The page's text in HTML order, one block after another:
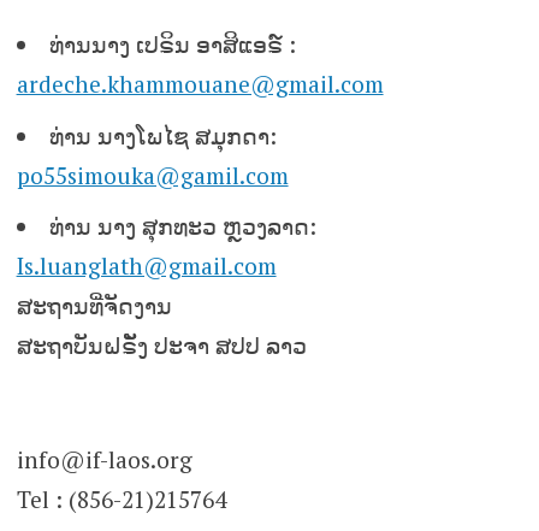
ທ່ານນາງ ເປຣິນ ອາສິແອຣ໌ :
ardeche.khammouane@gmail.com
ທ່ານ ນາງໂພໄຊ ສມຸກດາ:
po55simouka@gamil.com
ທ່ານ ນາງ ສຸກທະວ ຫຼວງລາດ:
Is.luanglath@gmail.com
ສະຖານທີ່ຈັດງານ
ສະຖາບັນຝຣັັ່ງ ປະຈາ ສປປ ລາວ
info@if-laos.org
Tel : (856-21)215764